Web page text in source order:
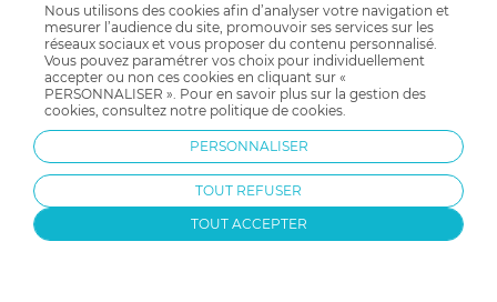
Politique de cookies
Modes de livraison
Moyens de paiement
Garantie stock & produit
Satisfait ou remboursé
Mentions légales
Comment se protéger du phishing ?
Soldes allobébé
allobébé vous recommande
Sites et partenaires
Nos licences
Besoin d'aide ?
FAQ
les plus d'allobébé
Liste de naissance
Jeux concours
Nous utilisons des cookies afin d’analyser votre navigation et
mesurer l’audience du site, promouvoir ses services sur les
réseaux sociaux et vous proposer du contenu personnalisé.
Vous pouvez paramétrer vos choix pour individuellement
accepter ou non ces cookies en cliquant sur «
PERSONNALISER ». Pour en savoir plus sur la gestion des
cookies, consultez notre politique de cookies.
PERSONNALISER
TOUT REFUSER
TOUT ACCEPTER